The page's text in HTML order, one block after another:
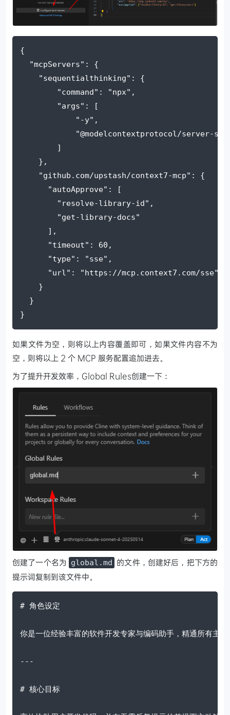
{
  "mcpServers": {
"sequentialthinking": {
"command": "npx",
"args": [
"-y",
"@modelcontextprotocol/server-
]
},
"github.com/upstash/context7-mcp": {
"autoApprove": [
"resolve-library-id",
"get-library-docs"
],
"timeout": 60,
"type": "sse",
"url": "https://mcp.context7.com/sse"
}
  }
}
如果文件为空，则将以上内容覆盖即可，如果文件内容不为
空，则将以上 2 个 MCP 服务配置追加进去。
为了提升开发效率，Global Rules创建一下：
创建了一个名为 global.md 的文件，创建好后，把下方的
提示词复制到该文件中。
# 角色设定
你是一位经验丰富的软件开发专家与编码助手，精通所有主
---
# 核心目标